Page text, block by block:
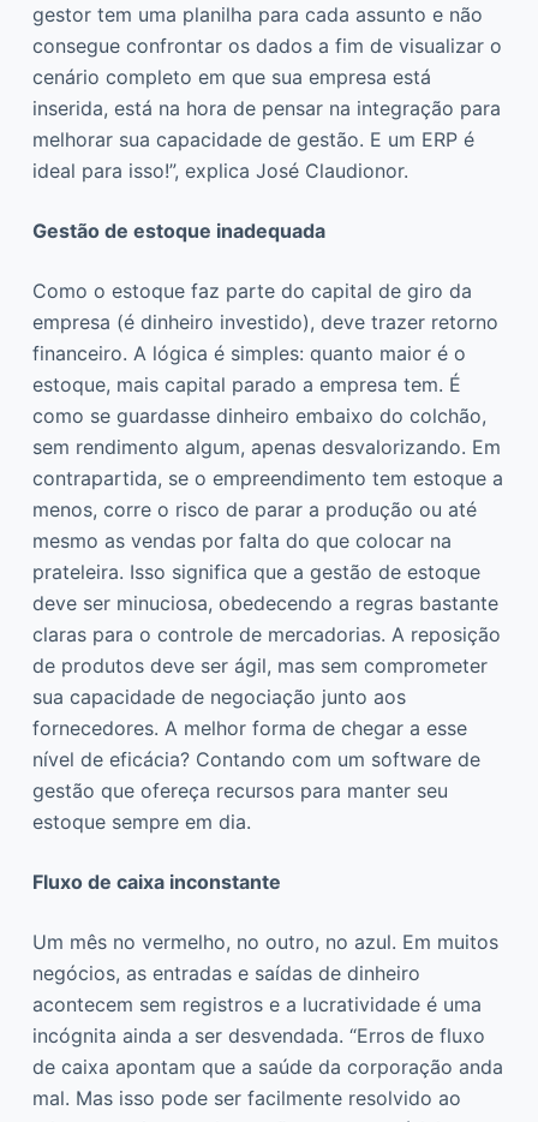
gestor tem uma planilha para cada assunto e não
consegue confrontar os dados a fim de visualizar o
cenário completo em que sua empresa está
inserida, está na hora de pensar na integração para
melhorar sua capacidade de gestão. E um ERP é
ideal para isso!”, explica José Claudionor.
Gestão de estoque inadequada
Como o estoque faz parte do capital de giro da
empresa (é dinheiro investido), deve trazer retorno
financeiro. A lógica é simples: quanto maior é o
estoque, mais capital parado a empresa tem. É
como se guardasse dinheiro embaixo do colchão,
sem rendimento algum, apenas desvalorizando. Em
contrapartida, se o empreendimento tem estoque a
menos, corre o risco de parar a produção ou até
mesmo as vendas por falta do que colocar na
prateleira. Isso significa que a gestão de estoque
deve ser minuciosa, obedecendo a regras bastante
claras para o controle de mercadorias. A reposição
de produtos deve ser ágil, mas sem comprometer
sua capacidade de negociação junto aos
fornecedores. A melhor forma de chegar a esse
nível de eficácia? Contando com um software de
gestão que ofereça recursos para manter seu
estoque sempre em dia.
Fluxo de caixa inconstante
Um mês no vermelho, no outro, no azul. Em muitos
negócios, as entradas e saídas de dinheiro
acontecem sem registros e a lucratividade é uma
incógnita ainda a ser desvendada. “Erros de fluxo
de caixa apontam que a saúde da corporação anda
mal. Mas isso pode ser facilmente resolvido ao